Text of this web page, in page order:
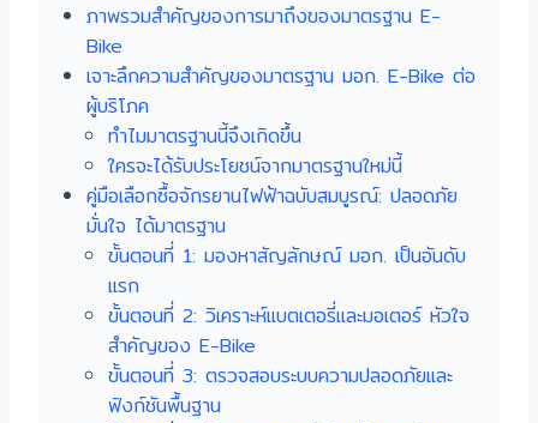
ภาพรวมสำคัญของการมาถึงของมาตรฐาน E-
Bike
เจาะลึกความสำคัญของมาตรฐาน มอก. E-Bike ต่อ
ผู้บริโภค
ทำไมมาตรฐานนี้จึงเกิดขึ้น
ใครจะได้รับประโยชน์จากมาตรฐานใหม่นี้
คู่มือเลือกซื้อจักรยานไฟฟ้าฉบับสมบูรณ์: ปลอดภัย
มั่นใจ ได้มาตรฐาน
ขั้นตอนที่ 1: มองหาสัญลักษณ์ มอก. เป็นอันดับ
แรก
ขั้นตอนที่ 2: วิเคราะห์แบตเตอรี่และมอเตอร์ หัวใจ
สำคัญของ E-Bike
ขั้นตอนที่ 3: ตรวจสอบระบบความปลอดภัยและ
ฟังก์ชันพื้นฐาน